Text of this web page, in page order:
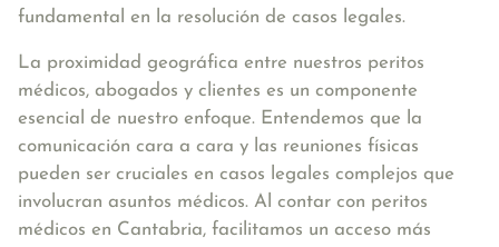
fundamental en la resolución de casos legales.
La proximidad geográfica entre nuestros peritos
médicos, abogados y clientes es un componente
esencial de nuestro enfoque. Entendemos que la
comunicación cara a cara y las reuniones físicas
pueden ser cruciales en casos legales complejos que
involucran asuntos médicos. Al contar con peritos
médicos en Cantabria, facilitamos un acceso más